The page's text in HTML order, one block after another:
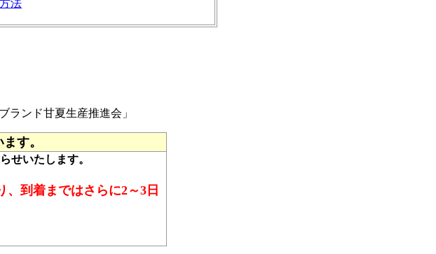
法
ンド甘夏生産推進会」
す。
せいたします。
、到着まではさらに2～3日